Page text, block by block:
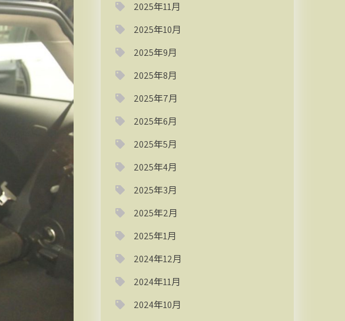
2025年11月
2025年10月
2025年9月
2025年8月
2025年7月
2025年6月
2025年5月
2025年4月
2025年3月
2025年2月
2025年1月
2024年12月
2024年11月
2024年10月